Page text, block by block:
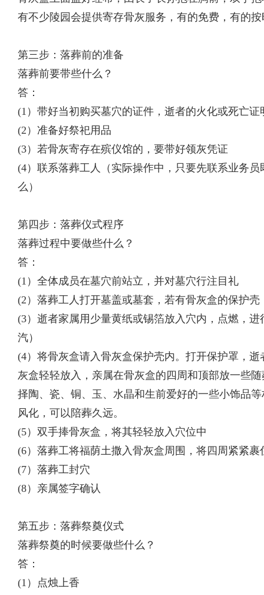
有不少陵园会提供寄存骨灰服务，有的免费，有的
第三步：落葬前的准备
落葬前要带些什么？
答：
(1）带好当初购买墓穴的证件，逝者的火化或死亡证
(2）准备好祭祀用品
(3）若骨灰寄存在殡仪馆的，要带好领灰凭证
(4）联系落葬工人（实际操作中，只要先联系业务
么）
第四步：落葬仪式程序
落葬过程中要做些什么？
答：
(1）全体成员在墓穴前站立，并对墓穴行注目礼
(2）落葬工人打开墓盖或墓套，若有骨灰盒的保护壳
(3）逝者家属用少量黄纸或锡箔放入穴内，点燃，
汽）
(4）将骨灰盒请入骨灰盒保护壳内。打开保护罩，
灰盒轻轻放入，亲属在骨灰盒的四周和顶部放一些
择陶、瓷、铜、玉、水晶和生前爱好的一些小饰品
风化，可以陪葬久远。
(5）双手捧骨灰盒，将其轻轻放入穴位中
(6）落葬工将福荫土撒入骨灰盒周围，将四周紧紧裹
(7）落葬工封穴
(8）亲属签字确认
第五步：落葬祭奠仪式
落葬祭奠的时候要做些什么？
答：
(1）点烛上香